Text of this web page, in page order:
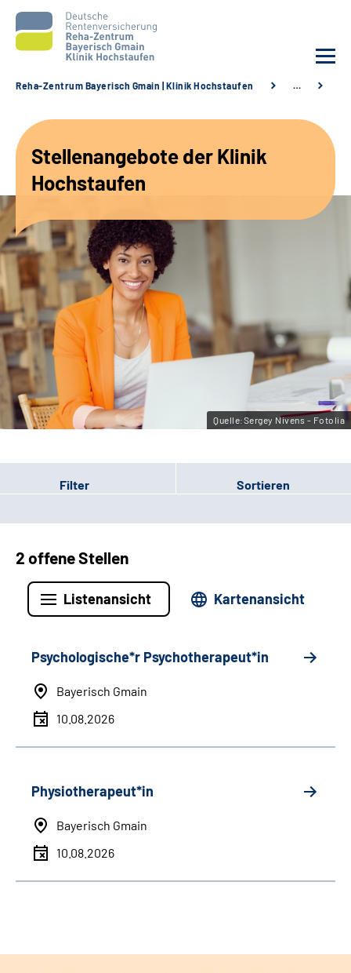
Unsere Angebote
Karriere
Sozialdienste & Zuweisende
Suche
Leichte Sprache
Gebärdensprache
Reha-Zentrum Bayerisch Gmain | Klinik Hochstaufen …
Stellenangebote der Klinik
Hochstaufen
Quelle:Sergey Nivens - Fotolia
Filter Sortieren
2 offene Stellen
Listenansicht Kartenansicht
Psychologische*r Psychotherapeut*in
Bayerisch Gmain
10.08.2026
Physiotherapeut*in
Bayerisch Gmain
10.08.2026